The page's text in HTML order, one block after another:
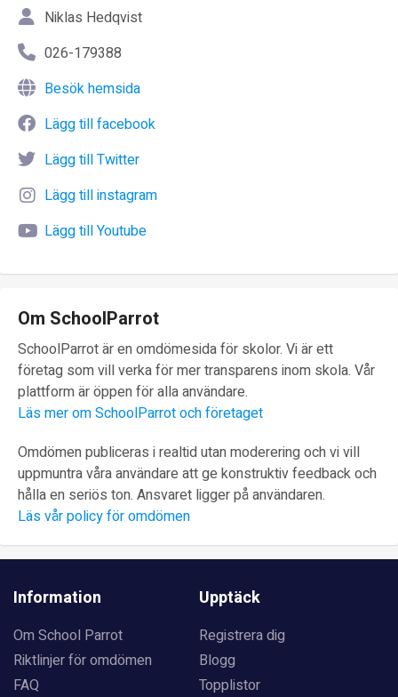
Niklas Hedqvist
026-179388
Besök hemsida
Lägg till facebook
Lägg till Twitter
Lägg till instagram
Lägg till Youtube
Om SchoolParrot
SchoolParrot är en omdömesida för skolor. Vi är ett
företag som vill verka för mer transparens inom skola. Vår
plattform är öppen för alla användare.
Läs mer om SchoolParrot och företaget
Omdömen publiceras i realtid utan moderering och vi vill
uppmuntra våra användare att ge konstruktiv feedback och
hålla en seriös ton. Ansvaret ligger på användaren.
Läs vår policy för omdömen
Information
Om School Parrot
Riktlinjer för omdömen
FAQ
Upptäck
Registrera dig
Blogg
Topplistor